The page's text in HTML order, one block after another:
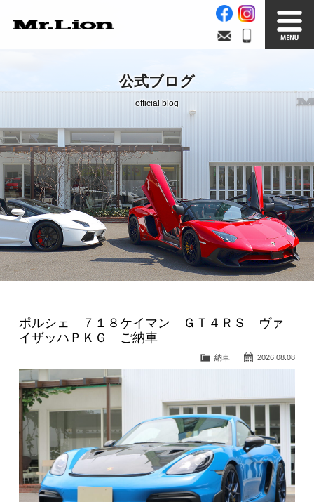
在庫車情報 買取無料査定
Factory
自社工場 サービス案内
Official Blog
公式ブログ
Company info.
会社案内
公式ブログ
official blog
ポルシェ ７１８ケイマン ＧＴ４ＲＳ ヴァ
イザッハＰＫＧ ご納車
2026.08.08
納車